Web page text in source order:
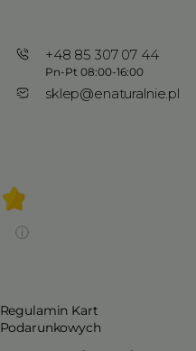
+48 85 307 07 44
Pn-Pt 08:00-16:00
sklep@enaturalnie.pl
Regulamin Kart
Podarunkowych